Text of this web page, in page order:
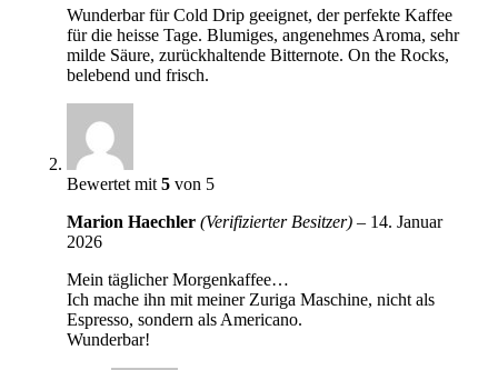
Wunderbar für Cold Drip geeignet, der perfekte Kaffee
für die heisse Tage. Blumiges, angenehmes Aroma, sehr
milde Säure, zurückhaltende Bitternote. On the Rocks,
belebend und frisch.
Bewertet mit5 von 5
Marion Haechler(Verifizierter Besitzer) – 14. Januar
2026
Mein täglicher Morgenkaffee…
Ich mache ihn mit meiner Zuriga Maschine, nicht als
Espresso, sondern als Americano.
Wunderbar!